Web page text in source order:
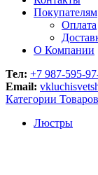
Покупателям
Оплата
О Компании
Тел: +7 987-595-
Email:
Категории Товаров
Люстры